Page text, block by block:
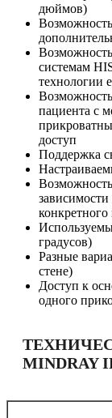
дюймов)
системам
технологии
пациента с
доступ
Поддержка
градусов)
Разные
стене)
Доступ к
одного
MINDRAY